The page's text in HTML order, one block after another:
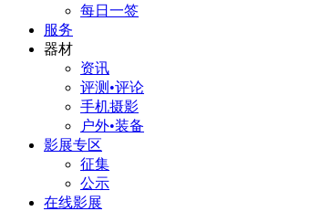
每日一签
服务
器材
资讯
评测•评论
手机摄影
户外•装备
影展专区
征集
公示
在线影展